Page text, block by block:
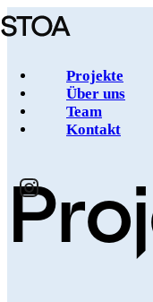
Direkt
zum
Projekte
Über uns
Team
Kontakt